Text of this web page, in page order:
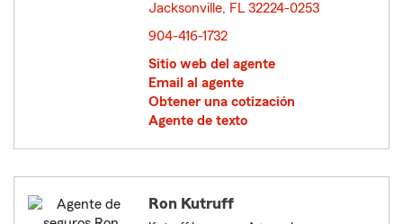
Jacksonville, FL 32224-0253
904-416-1732
Sitio web del agente
Email al agente
Obtener una cotización
Agente de texto
Ron Kutruff